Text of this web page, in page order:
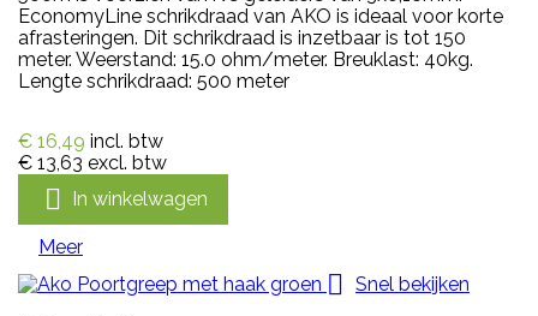
EconomyLine schrikdraad van AKO is ideaal voor korte
afrasteringen. Dit schrikdraad is inzetbaar is tot 150
meter. Weerstand: 15.0 ohm/meter. Breuklast: 40kg.
Lengte schrikdraad: 500 meter
€ 16,49 incl. btw
€ 13,63 excl. btw
 In winkelwagen
Meer

Snel bekijken